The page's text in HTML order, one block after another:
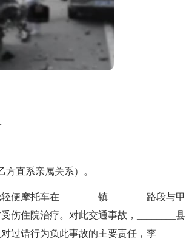
直系亲属关系）。
摩托车在________镇________路段与甲
伤住院治疗。对此交通事故，________县
过错行为负此事故的主要责任，李